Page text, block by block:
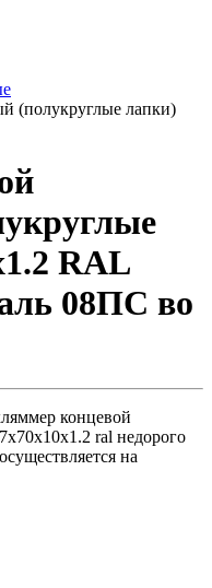
(полукруглые лапки)
RAL
08ПС во
концевой
ral недорого
на